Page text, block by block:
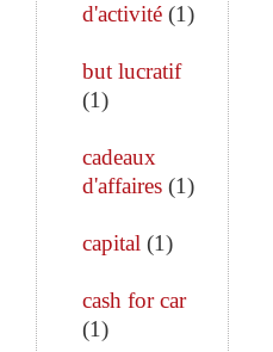
d'activité (1)
but lucratif
(1)
cadeaux
d'affaires (1)
capital (1)
cash for car
(1)